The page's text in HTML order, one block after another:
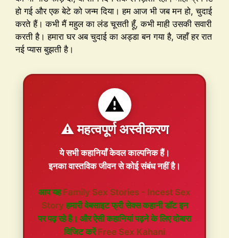
हो गई और एक बेटे को जन्म दिया। हम आज भी जब मन हो, चुदाई
करते हैं। कभी मैं महुल का लंड चूसती हूँ, कभी माही उसकी सवारी
करती है। हमारा घर अब चुदाई का अड्डा बन गया है, जहाँ हर रात
नई प्यास बुझती है।
⚠️
⚠️ महत्वपूर्ण अस्वीकरण
ये सभी कहानियाँकेवल काल्पनिकहैं।
इनका वास्तविक जीवन से कोई संबंध नहीं है।
आप यहFamily Sex Stories - Incest Sex
Story हमारी वेबसाइट फ्री सेक्स कहानी डॉट इन
पर पढ़ रहे है। और ऐसी कहानियां पढ़ने के लिए दोबारा
विजिट करेंFree Sex Kahani